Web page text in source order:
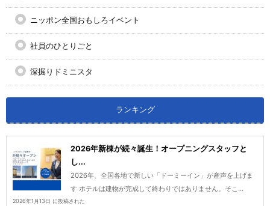
ニッポン全国おもしろイベント
社員のひとりごと
深掘りドミニスタ
ランキング
2026年新棟が続々誕生！オープニングスタッフと
し...
2026年、全国各地で新しい「ドーミーイン」が産声を上げま
す ホテルは建物が完成して終わりではありません。そこ...
2026年1月13日 に投稿された